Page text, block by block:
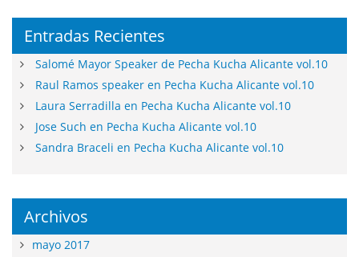
Entradas Recientes
Salomé Mayor Speaker de Pecha Kucha Alicante vol.10
Raul Ramos speaker en Pecha Kucha Alicante vol.10
Laura Serradilla en Pecha Kucha Alicante vol.10
Jose Such en Pecha Kucha Alicante vol.10
Sandra Braceli en Pecha Kucha Alicante vol.10
Archivos
mayo 2017